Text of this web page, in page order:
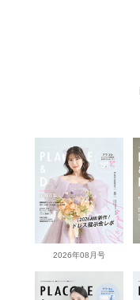
2026年08月号